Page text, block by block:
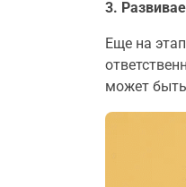
3.
Еще на
может